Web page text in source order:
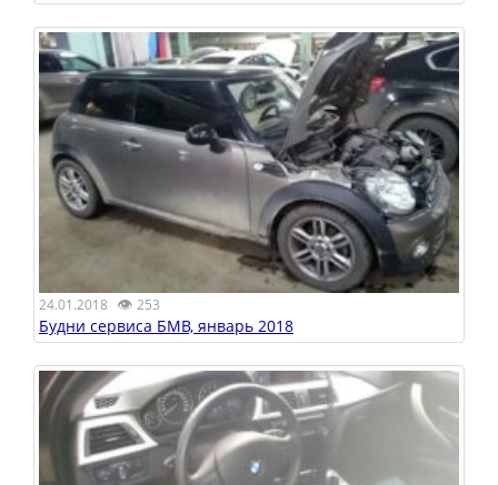
24.01.2018 👁 253
Будни сервиса БМВ, январь 2018